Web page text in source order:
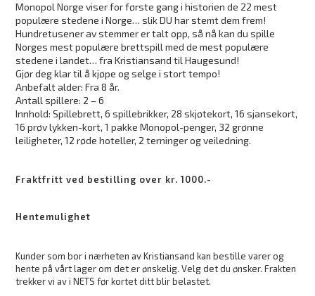
Monopol Norge viser for første gang i historien de 22 mest
populære stedene i Norge… slik DU har stemt dem frem!
Hundretusener av stemmer er talt opp, så nå kan du spille
Norges mest populære brettspill med de mest populære
stedene i landet… fra Kristiansand til Haugesund!
Gjør deg klar til å kjøpe og selge i stort tempo!
Anbefalt alder: Fra 8 år.
Antall spillere: 2 – 6
Innhold: Spillebrett, 6 spillebrikker, 28 skjøtekort, 16 sjansekort,
16 prøv lykken-kort, 1 pakke Monopol-penger, 32 grønne
leiligheter, 12 røde hoteller, 2 terninger og veiledning.
Fraktfritt ved bestilling over kr. 1000.-
Hentemulighet
Kunder som bor i nærheten av Kristiansand kan bestille varer og
hente på vårt lager om det er ønskelig. Velg det du ønsker. Frakten
trekker vi av i NETS før kortet ditt blir belastet.